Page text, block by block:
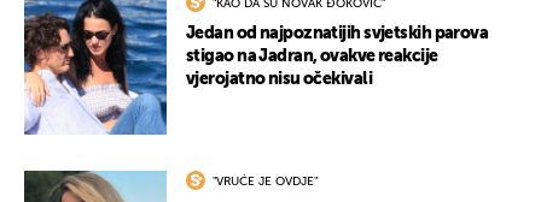
"KAO DA SU NOVAK ĐOKOVIĆ"
Jedan od najpoznatijih svjetskih parova
stigao na Jadran, ovakve reakcije
vjerojatno nisu očekivali
"VRUĆE JE OVDJE"